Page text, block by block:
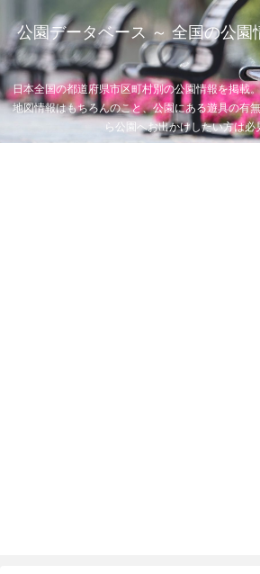
公園データベース ～ 全国の公園
日本全国の都道府県市区町村別の公園情報を掲載
地図情報はもちろんのこと、公園にある遊具の有
ら公園へお出かけしたい方は必